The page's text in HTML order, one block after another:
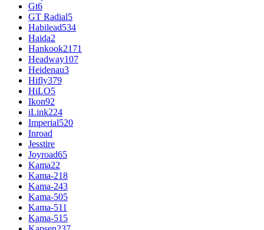
Gt6
GT Radial5
Habilead534
Haida2
Hankook2171
Headway107
Heidenau3
Hifly379
HiLO5
Ikon92
iLink224
Imperial520
Inroad
Jesstire
Joyroad65
Kama22
Kama-218
Kama-243
Kama-505
Kama-511
Kama-515